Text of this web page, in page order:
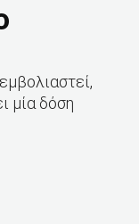
μία δόση